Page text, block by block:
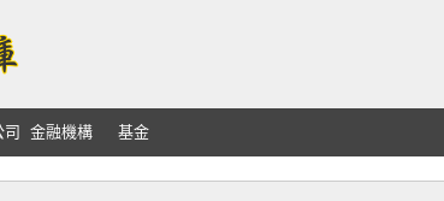
司 金融機構 基金